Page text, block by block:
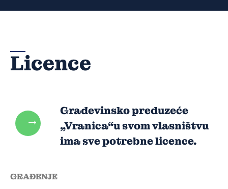
Licence
Građevinsko preduzeće
„Vranica“u svom vlasništvu
ima sve potrebne licence.
GRAĐENJE